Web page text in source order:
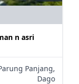
n asri
Panjang,
Dago